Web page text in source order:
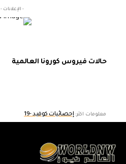
- الإعلانات -
حالات فيروس كورونا العالمية
معلومات اكثر: إحصائيات كوفيد -19